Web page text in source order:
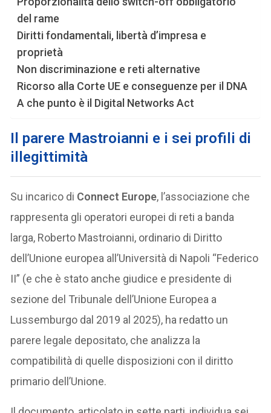
del rame
Diritti fondamentali, libertà d’impresa e
proprietà
Non discriminazione e reti alternative
Ricorso alla Corte UE e conseguenze per il DNA
A che punto è il Digital Networks Act
Il parere Mastroianni e i sei profili di
illegittimità
Su incarico di Connect Europe, l’associazione che
rappresenta gli operatori europei di reti a banda
larga, Roberto Mastroianni, ordinario di Diritto
dell’Unione europea all’Università di Napoli “Federico
II” (e che è stato anche giudice e presidente di
sezione del Tribunale dell’Unione Europea a
Lussemburgo dal 2019 al 2025), ha redatto un
parere legale depositato, che analizza la
compatibilità di quelle disposizioni con il diritto
primario dell’Unione.